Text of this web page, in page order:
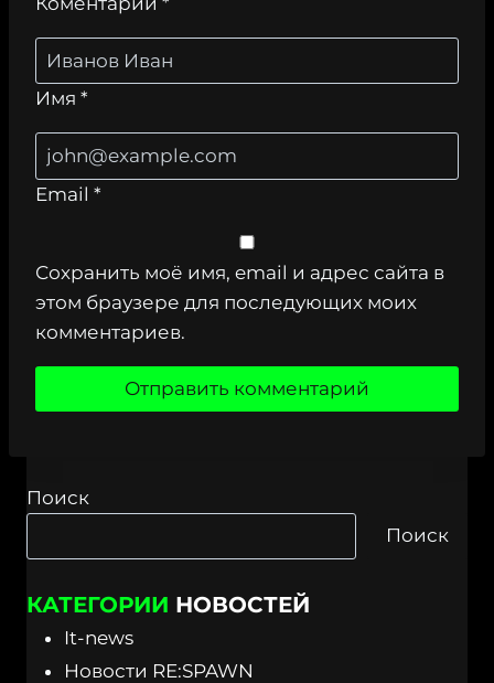
Имя *
Email *
Сохранить моё имя, email и адрес сайта в
этом браузере для последующих моих
комментариев.
Поиск
Поиск
КАТЕГОРИИ НОВОСТЕЙ
It-news
Новости RE:SPAWN